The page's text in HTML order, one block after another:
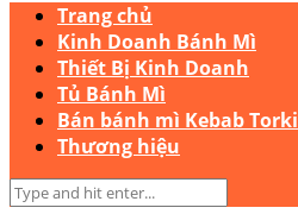
Trang chủ
Kinh Doanh Bánh Mì
Thiết Bị Kinh Doanh
Tủ Bánh Mì
Bán bánh mì Kebab Torki
Thương hiệu